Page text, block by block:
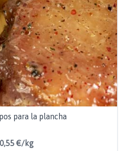
para la plancha
€/kg